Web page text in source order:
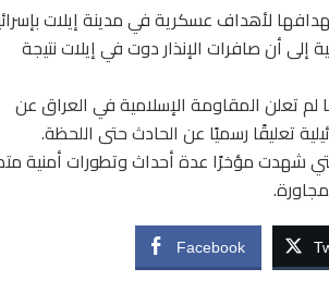
لأهداف عسكرية في مدينة إيلات
إلى أن صافرات الإنذار دوت في إيلات نتيجة
لم تعلن المقاومة الإسلامية في العراق عن
تعليقًا رسميًا عن الحادث حتى اللحظة.
شهدت مؤخرًا عدة أحداث وتطورات أمنية
Facebook